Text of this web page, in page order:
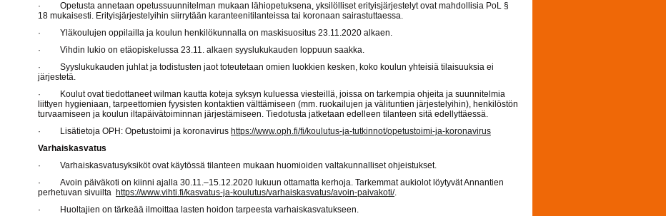
· Opetusta annetaan opetussuunnitelman mukaan lähiopetuksena, yksilölliset erityisjärjestelyt ovat mahdollisia PoL §
18 mukaisesti. Erityisjärjestelyihin siirrytään karanteenitilanteissa tai koronaan sairastuttaessa.
· Yläkoulujen oppilailla ja koulun henkilökunnalla on maskisuositus 23.11.2020 alkaen.
· Vihdin lukio on etäopiskelussa 23.11. alkaen syyslukukauden loppuun saakka.
· Syyslukukauden juhlat ja todistusten jaot toteutetaan omien luokkien kesken, koko koulun yhteisiä tilaisuuksia ei
järjestetä.
· Koulut ovat tiedottaneet wilman kautta koteja syksyn kuluessa viesteillä, joissa on tarkempia ohjeita ja suunnitelmia
liittyen hygieniaan, tarpeettomien fyysisten kontaktien välttämiseen (mm. ruokailujen ja välituntien järjestelyihin), henkilöstön
turvaamiseen ja koulun iltapäivätoiminnan järjestämiseen. Tiedotusta jatketaan edelleen tilanteen sitä edellyttäessä.
· Lisätietoja OPH: Opetustoimi ja koronavirus https://www.oph.fi/fi/koulutus-ja-tutkinnot/opetustoimi-ja-koronavirus
Varhaiskasvatus
· Varhaiskasvatusyksiköt ovat käytössä tilanteen mukaan huomioiden valtakunnalliset ohjeistukset.
· Avoin päiväkoti on kiinni ajalla 30.11.–15.12.2020 lukuun ottamatta kerhoja. Tarkemmat aukiolot löytyvät Annantien
perhetuvan sivuilta https://www.vihti.fi/kasvatus-ja-koulutus/varhaiskasvatus/avoin-paivakoti/.
· Huoltajien on tärkeää ilmoittaa lasten hoidon tarpeesta varhaiskasvatukseen.